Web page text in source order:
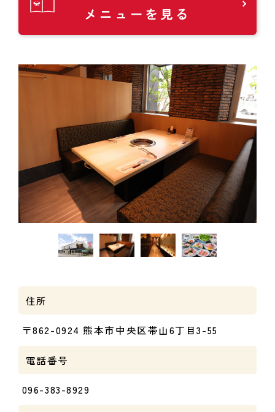
メニューを見る
住所
〒862-0924 熊本市中央区帯山6丁目3-55
電話番号
096-383-8929